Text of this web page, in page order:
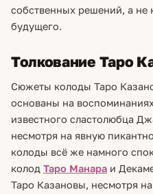
собственных решений, а не
будущего.
Толкование Таро
Сюжеты колоды Таро
основаны на
известного сластолюбца
несмотря на явную
колоды всё же намного
колод Таро Манара и
Таро Казановы, несмотря